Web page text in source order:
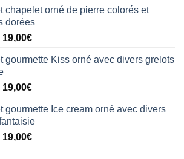
chapelet orné de pierre colorés et
dorées
Le
initial
était :
38,00€.
19,00€Le
actuel
19,00€.
gourmette Kiss orné avec divers grelots
Le
initial
était :
38,00€.
19,00€Le
actuel
est :
19,00€.
gourmette Ice cream orné avec divers
Le
19,00€Le